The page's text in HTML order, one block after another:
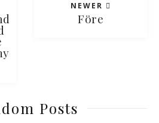
NEWER
Före
Posts